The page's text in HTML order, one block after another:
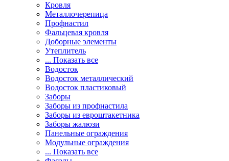
Кровля
Металлочерепица
Профнастил
Фальцевая кровля
Доборные элементы
Утеплитель
... Показать все
Водосток
Водосток металлический
Водосток пластиковый
Заборы
Заборы из профнастила
Заборы из евроштакетника
Заборы жалюзи
Панельные ограждения
Модульные ограждения
... Показать все